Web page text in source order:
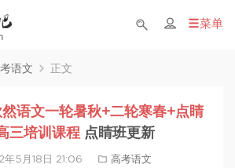
菜单
语文 正文
语文一轮暑秋+二轮寒春+点睛
三培训课程 点睛班更新
5月18日 21:06
高考语文